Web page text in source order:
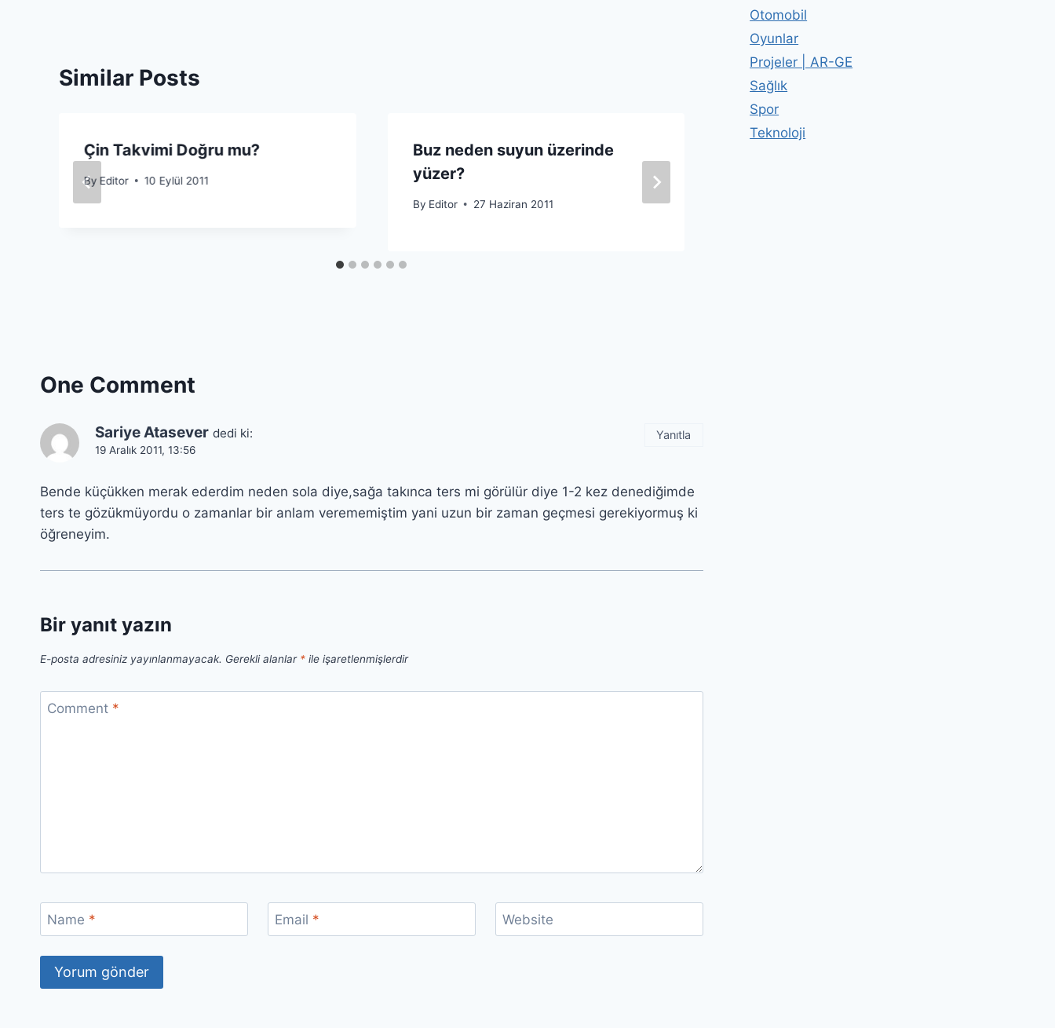
Similar Posts
Çin Takvimi Doğru mu?
By Editor 10 Eylül 2011
Buz neden suyun üzerinde
yüzer?
By Editor 27 Haziran 2011
One Comment
Sariye Atasever dedi ki:
19 Aralık 2011, 13:56
Bende küçükken merak ederdim neden sola diye,sağa takınca ters mi görülür diye 1-2 kez denediğimde
ters te gözükmüyordu o zamanlar bir anlam verememiştim yani uzun bir zaman geçmesi gerekiyormuş ki
öğreneyim.
Yanıtla
Bir yanıt yazın
E-posta adresiniz yayınlanmayacak. Gerekli alanlar * ile işaretlenmişlerdir
Comment *
Name * Email * Website
Otomobil
Oyunlar
Projeler | AR-GE
Sağlık
Spor
Teknoloji